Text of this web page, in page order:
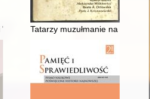
sanctis" Mikołaja z Błonia : zarys
Tatarzy muzułmanie na